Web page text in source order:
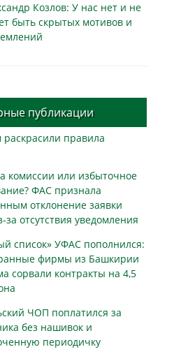
Козлов: У нас нет и не
быть скрытых мотивов и
публикации
правила
комиссии или избыточное
ФАС признала
отклонение заявки
отсутствия уведомления
список» УФАС пополнился:
фирмы из Башкирии
сорвали контракты на 4,5
ЧОП поплатился за
без нашивок и
периодичку